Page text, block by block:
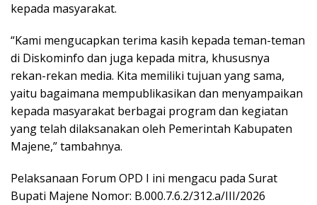
kepada masyarakat.
“Kami mengucapkan terima kasih kepada teman-teman
di Diskominfo dan juga kepada mitra, khususnya
rekan-rekan media. Kita memiliki tujuan yang sama,
yaitu bagaimana mempublikasikan dan menyampaikan
kepada masyarakat berbagai program dan kegiatan
yang telah dilaksanakan oleh Pemerintah Kabupaten
Majene,” tambahnya.
Pelaksanaan Forum OPD I ini mengacu pada Surat
Bupati Majene Nomor: B.000.7.6.2/312.a/III/2026